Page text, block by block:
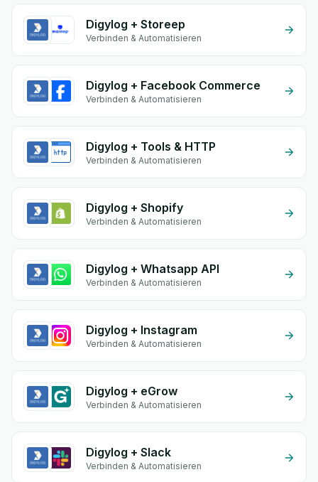
Digylog + Storeep
Verbinden & Automatisieren
Digylog + Facebook Commerce
Verbinden & Automatisieren
Digylog + Tools & HTTP
Verbinden & Automatisieren
Digylog + Shopify
Verbinden & Automatisieren
Digylog + Whatsapp API
Verbinden & Automatisieren
Digylog + Instagram
Verbinden & Automatisieren
Digylog + eGrow
Verbinden & Automatisieren
Digylog + Slack
Verbinden & Automatisieren